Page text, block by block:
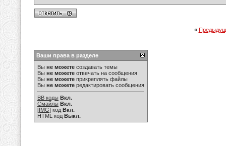
«
Ваши права в разделе
Вы не можете создавать темы
Вы не можете отвечать на сообщения
Вы не можете прикреплять файлы
Вы не можете редактировать сообщения
BB коды Вкл.
Смайлы Вкл.
[IMG] код Вкл.
HTML код Выкл.